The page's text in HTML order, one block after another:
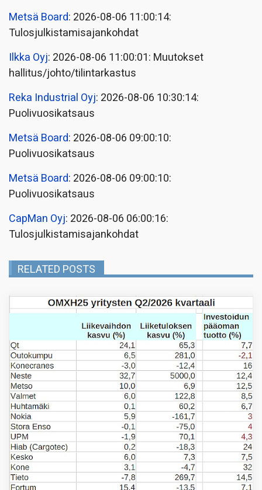
Metsä Board: 2026-08-06 11:00:14:
Tulosjulkistamisajankohdat
Ilkka Oyj: 2026-08-06 11:00:01: Muutokset
hallitus/johto/tilintarkastus
Reka Industrial Oyj: 2026-08-06 10:30:14:
Puolivuosikatsaus
Metsä Board: 2026-08-06 09:00:10:
Puolivuosikatsaus
Metsä Board: 2026-08-06 09:00:10:
Puolivuosikatsaus
CapMan Oyj: 2026-08-06 06:00:16:
Tulosjulkistamisajankohdat
RELATED POSTS